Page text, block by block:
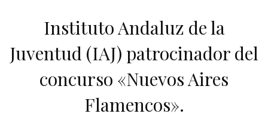
Instituto Andaluz de la
Juventud (IAJ) patrocinador del
concurso «Nuevos Aires
Flamencos».